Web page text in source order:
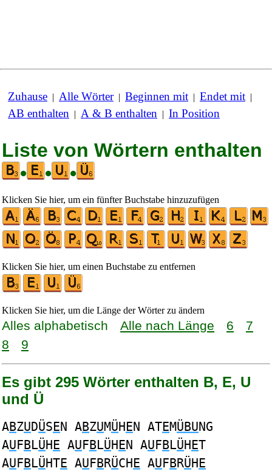
Zuhause | Alle Wörter| Beginnen mit | Endet mit |
AB enthalten | A & B enthalten | In Position
Liste von Wörtern enthalten
•
• •
Klicken Sie hier, um ein fünfter Buchstabe hinzuzufügen
Klicken Sie hier, um einen Buchstabe zu entfernen
Klicken Sie hier, um die Länge der Wörter zu ändern
Alles alphabetisch Alle nach Länge 6
7
8
9
Es gibt 295 Wörter enthalten B, E, U
und Ü
ABZUDÜSEN ABZUMÜHEN ATEMÜBUNG
AUFBLÜHE AUFBLÜHEN AUFBLÜHET
AUFBLÜHTE AUFBRÜCHE AUFBRÜHE